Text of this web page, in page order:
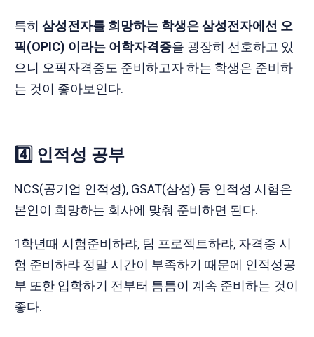
​특히 삼성전자를 희망하는 학생은 삼성전자에선 오
픽(OPIC) 이라는 어학자격증을 굉장히 선호하고 있
으니 오픽자격증도 준비하고자 하는 학생은 준비하
는 것이 좋아보인다.
4️⃣ 인적성 공부
​NCS(공기업 인적성), GSAT(삼성) 등 인적성 시험은
본인이 희망하는 회사에 맞춰 준비하면 된다.
1학년때 시험준비하랴, 팀 프로젝트하랴, 자격증 시
험 준비하랴 정말 시간이 부족하기 때문에 인적성공
부 또한 입학하기 전부터 틈틈이 계속 준비하는 것이
좋다.